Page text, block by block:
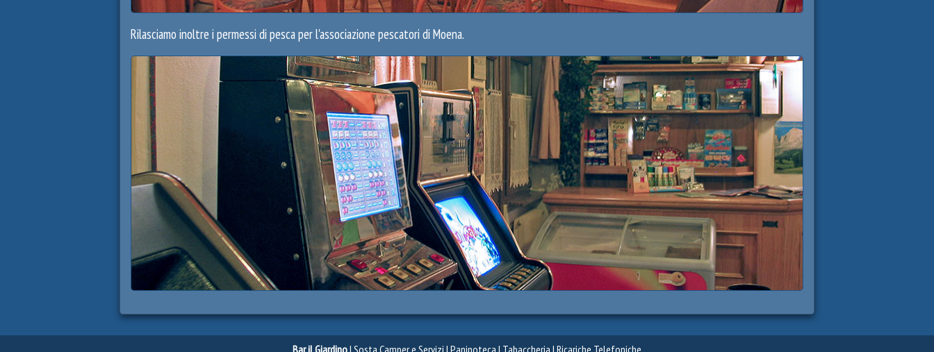
Rilasciamo inoltre i permessi di pesca per l'associazione pescatori di Moena.